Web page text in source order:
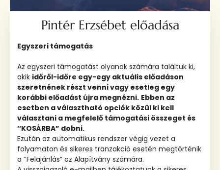
Pintér Erzsébet előadása
Egyszeri támogatás
Az egyszeri támogatást olyanok számára találtuk ki,
akik időről-időre egy-egy aktuális előadáson
szeretnének részt venni vagy esetleg egy
korábbi előadást újra megnézni. Ebben az
esetben a választható opciók közül ki kell
választani a megfelelő támogatási összeget és
’’KOSÁRBA” dobni.
Ezután az automatikus rendszer végig vezet a
folyamaton és sikeres tranzakció esetén megtörténik
a ’’Felajánlás” az Alapítvány számára.